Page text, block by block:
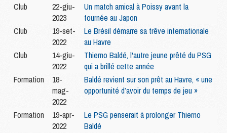
Club
22-giu-
2023
Un match amical à Poissy avant la
tournée au Japon
Club
19-set-
2022
Le Brésil démarre sa trêve internationale
au Havre
Club
14-giu-
2022
Thierno Baldé, l'autre jeune prêté du PSG
qui a brillé cette année
Formation
18-
mag-
2022
Baldé revient sur son prêt au Havre, « une
opportunité d’avoir du temps de jeu »
Formation
19-apr-
2022
Le PSG penserait à prolonger Thierno
Baldé